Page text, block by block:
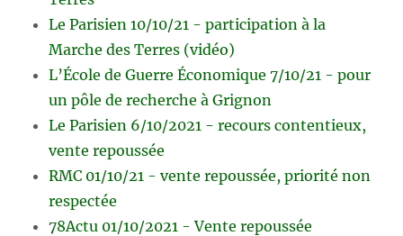
Le Parisien 10/10/21 - participation à la
Marche des Terres (vidéo)
L’École de Guerre Économique 7/10/21 - pour
un pôle de recherche à Grignon
Le Parisien 6/10/2021 - recours contentieux,
vente repoussée
RMC 01/10/21 - vente repoussée, priorité non
respectée
78Actu 01/10/2021 - Vente repoussée